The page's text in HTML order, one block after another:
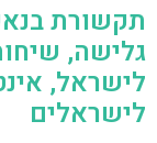
תקשורת
גלישה,
לישראל,
לישראלים